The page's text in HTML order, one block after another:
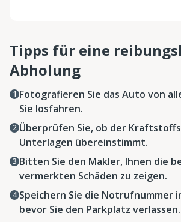
Tipps für eine
Abholung
Fotografieren Sie das Auto von
Sie losfahren.
Überprüfen Sie, ob der
Unterlagen übereinstimmt.
Bitten Sie den Makler, Ihnen die
vermerkten Schäden zu zeigen.
Speichern Sie die Notrufnummer
bevor Sie den Parkplatz verlassen.